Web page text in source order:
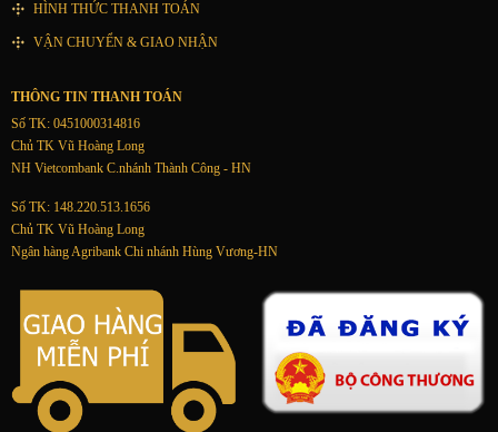
HÌNH THỨC THANH TOÁN
VẬN CHUYỂN & GIAO NHẬN
THÔNG TIN THANH TOÁN
Số TK: 0451000314816
Chủ TK Vũ Hoàng Long
NH Vietcombank C.nhánh Thành Công - HN
Số TK: 148.220.513.1656
Chủ TK Vũ Hoàng Long
Ngân hàng Agribank Chi nhánh Hùng Vương-HN